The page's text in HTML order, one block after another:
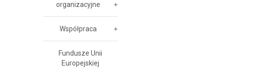
organizacyjne
Współpraca
Fundusze Unii
Europejskiej